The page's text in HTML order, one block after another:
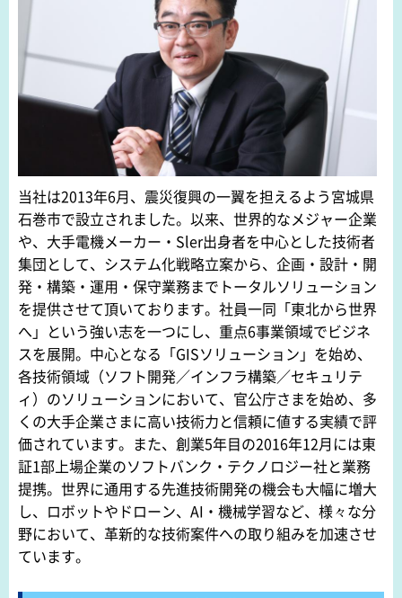
当社は2013年6月、震災復興の一翼を担えるよう宮城県
石巻市で設立されました。以来、世界的なメジャー企業
や、大手電機メーカー・Sler出身者を中心とした技術者
集団として、システム化戦略立案から、企画・設計・開
発・構築・運用・保守業務までトータルソリューション
を提供させて頂いております。社員一同「東北から世界
へ」という強い志を一つにし、重点6事業領域でビジネ
スを展開。中心となる「GISソリューション」を始め、
各技術領域（ソフト開発／インフラ構築／セキュリテ
ィ）のソリューションにおいて、官公庁さまを始め、多
くの大手企業さまに高い技術力と信頼に値する実績で評
価されています。また、創業5年目の2016年12月には東
証1部上場企業のソフトバンク・テクノロジー社と業務
提携。世界に通用する先進技術開発の機会も大幅に増大
し、ロボットやドローン、AI・機械学習など、様々な分
野において、革新的な技術案件への取り組みを加速させ
ています。